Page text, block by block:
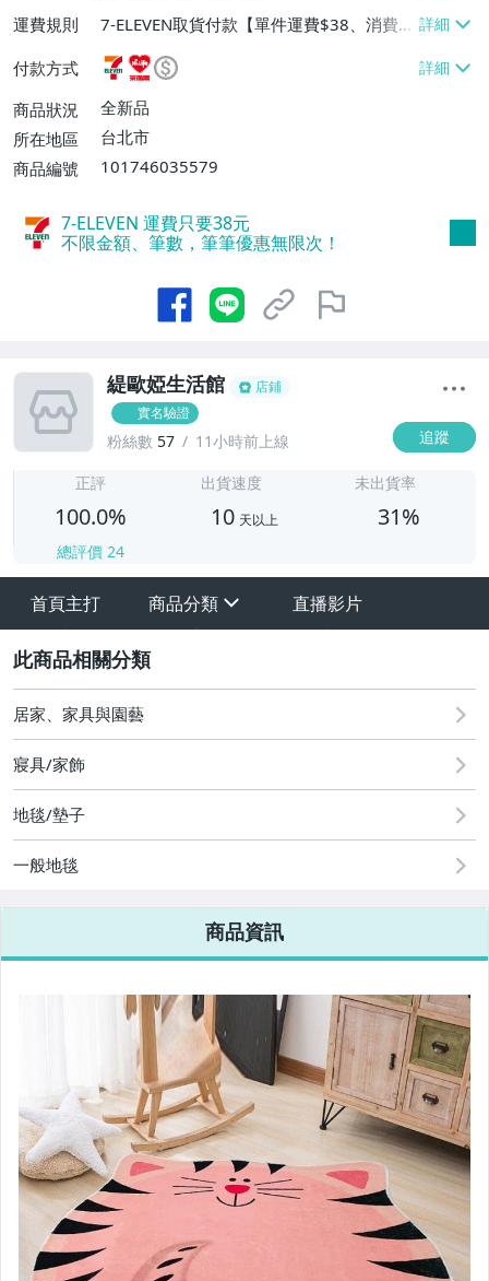
運費規則
7-ELEVEN取貨付款【單件運費$38、消費滿
$990免運費】、萊爾富取貨付款【單件運
費$60、消費滿$990免運費】
付款方式
商品狀況
全新品
所在地區
台北市
商品編號
101746035579
7-ELEVEN 運費只要38元
不限金額、筆數，筆筆優惠無限次！
緹歐婭生活館
店鋪
實名驗證
粉絲數 57 11小時前上線 追蹤
正評
100.0%
總評價 24
出貨速度
10 天以上
未出貨率
31%
首頁主打 商品分類
其它
直播影片
居家、家具與園藝
寢具/家飾
地毯/墊子
一般地毯
商品資訊